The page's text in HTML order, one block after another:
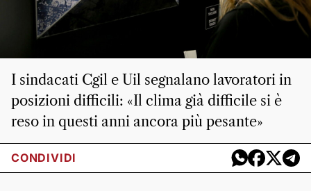
I sindacati Cgil e Uil segnalano lavoratori in
posizioni difficili: «Il clima già difficile si è
reso in questi anni ancora più pesante»
CONDIVIDI